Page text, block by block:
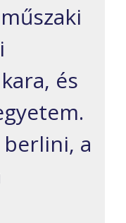
és
berlini, a